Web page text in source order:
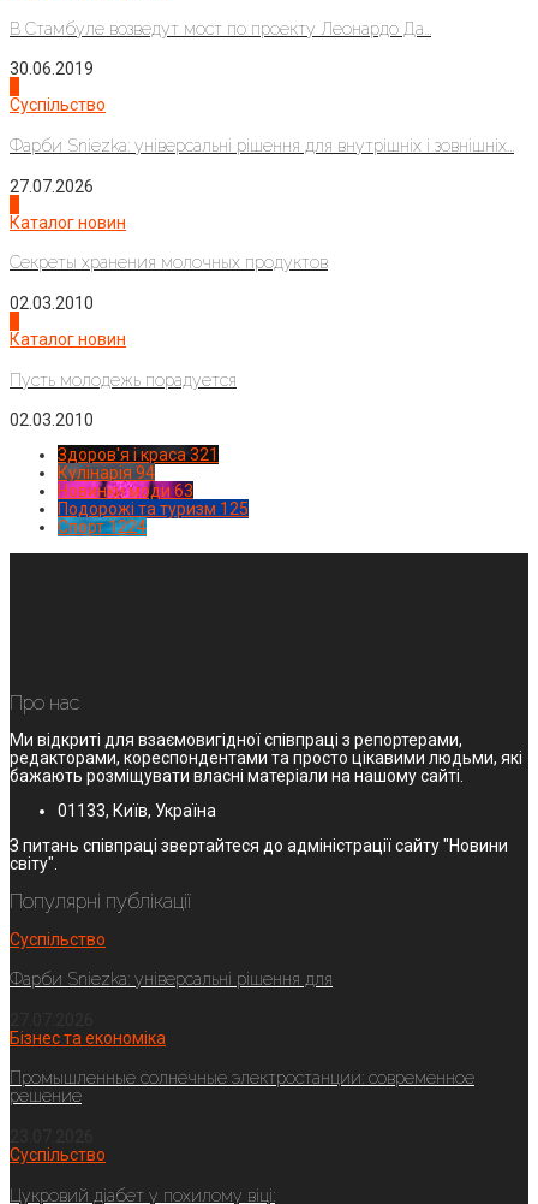
В Стамбуле возведут мост по проекту Леонардо Да...
30.06.2019
Суспільство
Фарби Sniezka: універсальні рішення для внутрішніх і зовнішніх...
27.07.2026
Каталог новин
Секреты хранения молочных продуктов
02.03.2010
Каталог новин
Пусть молодежь порадуется
02.03.2010
Здоров'я і краса 321
Кулінарія 94
Новинки моди 63
Подорожі та туризм 125
Спорт1224
Про нас
Ми відкриті для взаємовигідної співпраці з репортерами,
редакторами, кореспондентами та просто цікавими людьми, які
бажають розміщувати власні матеріали на нашому сайті.
01133, Київ, Україна
З питань співпраці звертайтеся до адміністрації сайту "Новини
світу".
Популярні публікації
Суспільство
Фарби Sniezka: універсальні рішення для
Бізнес та економіка
Промышленные солнечные электростанции: современное
решение
Суспільство
Цукровий діабет у похилому віці: